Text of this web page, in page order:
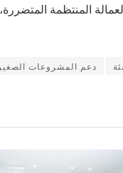
المنتظمة
دعم المشروعات